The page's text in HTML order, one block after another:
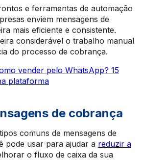
e ferramentas de automação
enviem mensagens de
mais eficiente e consistente.
considerável o trabalho manual
do processo de cobrança.
vender pelo WhatsApp? 15
plataforma
de cobrança
comuns de mensagens de
pode usar para ajudar a reduzir a
o fluxo de caixa da sua